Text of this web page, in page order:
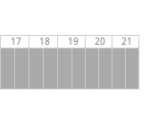
17 18 19 20 21